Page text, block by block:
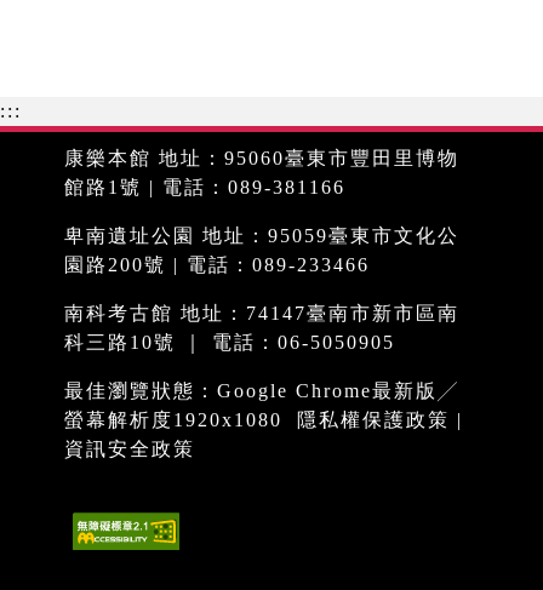
:::
康樂本館 地址：95060臺東市豐田里博物
館路1號 | 電話：089-381166
卑南遺址公園 地址：95059臺東市文化公
園路200號 | 電話：089-233466
南科考古館 地址：74147臺南市新市區南
科三路10號 ｜ 電話：06-5050905
最佳瀏覽狀態：Google Chrome最新版╱
螢幕解析度1920x1080
隱私權保護政策 |
資訊安全政策